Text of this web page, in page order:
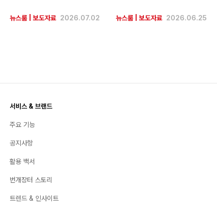
뉴스룸 보도자료 2026.07.02 뉴스룸 보도자료 2026.06.25
서비스 & 브랜드
주요 기능
공지사항
활용 백서
번개장터 스토리
트렌드 & 인사이트